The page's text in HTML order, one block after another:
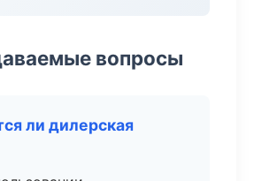
вопросы
ли дилерская